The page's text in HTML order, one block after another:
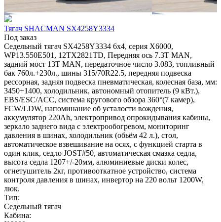
Тягач SHACMAN SX4258Y3334
Под заказ
Седельный тягач SX4258Y3334 6x4, серия X6000,
WP13.550E501, 12TX2821TD, Передняя ось 7.3Т MAN,
задний мост 13T MAN, передаточное число 3.083, топливный
бак 760л.+230л., шины 315/70R22.5, передняя подвеска
рессорная, задняя подвеска пневматическая, колесная база, мм:
3450+1400, холодильник, автономный отопитель (9 кВт.),
EBS/ESC/ACC, система кругового обзора 360°(7 камер),
FCW/LDW, напоминание об усталости вождения,
аккумулятор 220Ah, электропривод опрокидывания кабины,
зеркало заднего вида с электрообогревом, мониторинг
давления в шинах, холодильник (обьём 42 л.), стол,
автоматическое взвешивание на осях, с функцией старта в
один клик, седло JOST#50, автоматическая смазка седла,
высота седла 1207+/-20мм, алюминиевые диски колес,
огнетушитель 2кг, противооткатное устройство, система
контроля давления в шинах, инвертор на 220 вольт 1200W,
люк.
Тип:
Седельный тягач
Кабина: